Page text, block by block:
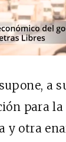
a
para
y otra